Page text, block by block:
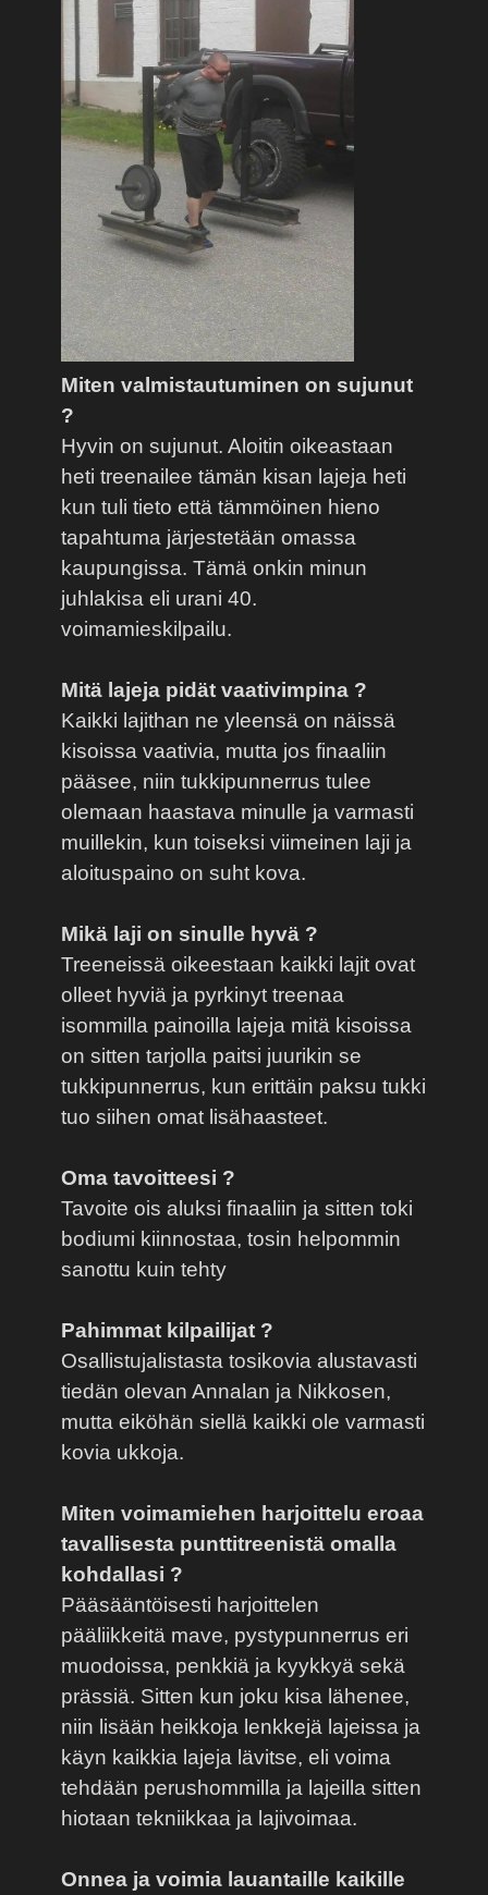
Miten valmistautuminen on sujunut
?
Hyvin on sujunut. Aloitin oikeastaan
heti treenailee tämän kisan lajeja heti
kun tuli tieto että tämmöinen hieno
tapahtuma järjestetään omassa
kaupungissa. Tämä onkin minun
juhlakisa eli urani 40.
voimamieskilpailu.
Mitä lajeja pidät vaativimpina ?
Kaikki lajithan ne yleensä on näissä
kisoissa vaativia, mutta jos finaaliin
pääsee, niin tukkipunnerrus tulee
olemaan haastava minulle ja varmasti
muillekin, kun toiseksi viimeinen laji ja
aloituspaino on suht kova.
Mikä laji on sinulle hyvä ?
Treeneissä oikeestaan kaikki lajit ovat
olleet hyviä ja pyrkinyt treenaa
isommilla painoilla lajeja mitä kisoissa
on sitten tarjolla paitsi juurikin se
tukkipunnerrus, kun erittäin paksu tukki
tuo siihen omat lisähaasteet.
Oma tavoitteesi ?
Tavoite ois aluksi finaaliin ja sitten toki
bodiumi kiinnostaa, tosin helpommin
sanottu kuin tehty
Pahimmat kilpailijat ?
Osallistujalistasta tosikovia alustavasti
tiedän olevan Annalan ja Nikkosen,
mutta eiköhän siellä kaikki ole varmasti
kovia ukkoja.
Miten voimamiehen harjoittelu eroaa
tavallisesta punttitreenistä omalla
kohdallasi ?
Pääsääntöisesti harjoittelen
pääliikkeitä mave, pystypunnerrus eri
muodoissa, penkkiä ja kyykkyä sekä
prässiä. Sitten kun joku kisa lähenee,
niin lisään heikkoja lenkkejä lajeissa ja
käyn kaikkia lajeja lävitse, eli voima
tehdään perushommilla ja lajeilla sitten
hiotaan tekniikkaa ja lajivoimaa.
Onnea ja voimia lauantaille kaikille